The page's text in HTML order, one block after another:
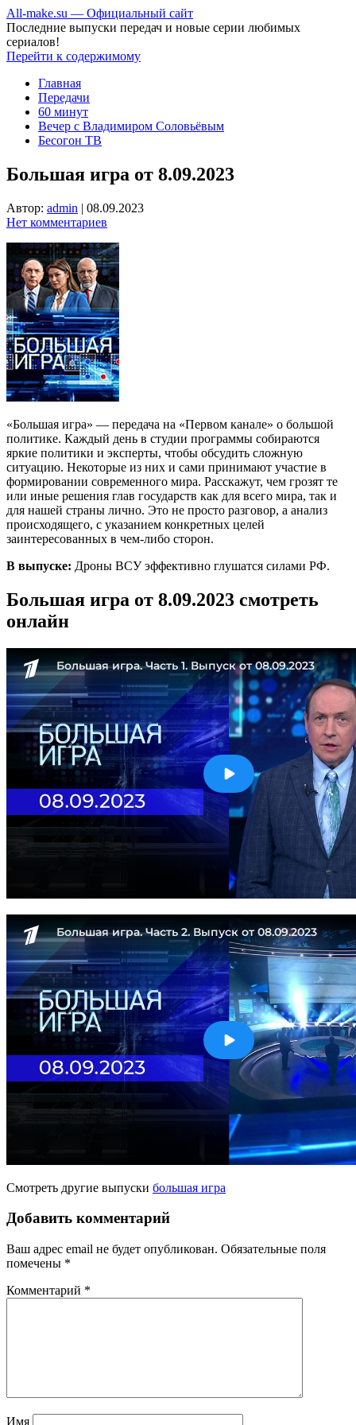
All-make.su — Официальный сайт
Последние выпуски передач и новые серии любимых
сериалов!
Перейти к содержимому
Главная
Передачи
60 минут
Вечер с Владимиром Соловьёвым
Бесогон ТВ
Большая игра от 8.09.2023
Автор: admin | 08.09.2023
Нет комментариев
«Большая игра» — передача на «Первом канале» о большой
политике. Каждый день в студии программы собираются
яркие политики и эксперты, чтобы обсудить сложную
ситуацию. Некоторые из них и сами принимают участие в
формировании современного мира. Расскажут, чем грозят те
или иные решения глав государств как для всего мира, так и
для нашей страны лично. Это не просто разговор, а анализ
происходящего, с указанием конкретных целей
заинтересованных в чем-либо сторон.
В выпуске: Дроны ВСУ эффективно глушатся силами РФ.
Большая игра от 8.09.2023 смотреть
онлайн
Смотреть другие выпуски большая игра
Добавить комментарий
Ваш адрес email не будет опубликован. Обязательные поля
помечены *
Комментарий *
Имя